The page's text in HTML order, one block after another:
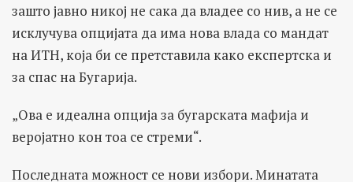
зашто јавно никој не сака да владее со нив, а не се
исклучува опцијата да има нова влада со мандат
на ИТН, која би се претставила како експертска и
за спас на Бугарија.
„Ова е идеална опција за бугарската мафија и
веројатно кон тоа се стреми“.
Последната можност се нови избори. Минатата